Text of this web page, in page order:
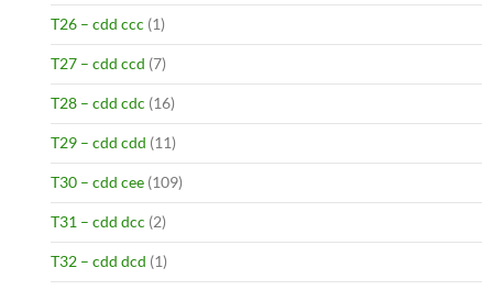
T26 – cdd ccc (1)
T27 – cdd ccd (7)
T28 – cdd cdc (16)
T29 – cdd cdd (11)
T30 – cdd cee (109)
T31 – cdd dcc (2)
T32 – cdd dcd (1)